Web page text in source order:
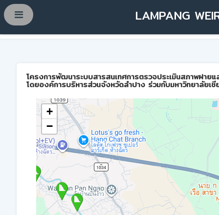
LAMPANG
โครงการพัฒนาระบบสารสนเทศการตรวจประเมินสภาพฝาย
โดยองค์การบริหารส่วนจังหวัดลำปาง ร่วมกับมหาวิทยาลัยเชี
+
−